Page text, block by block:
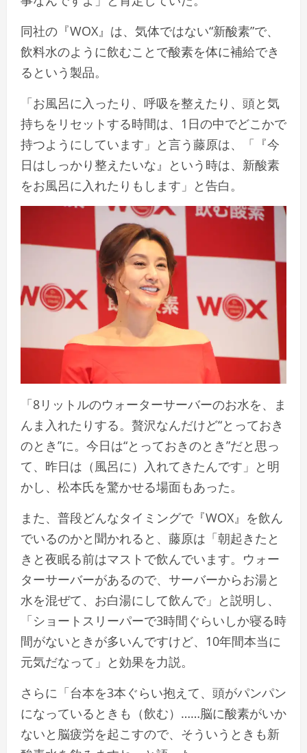
同社の『WOX』は、気体ではない“新酸素”で、
飲料水のように飲むことで酸素を体に補給でき
るという製品。
「お風呂に入ったり、呼吸を整えたり、頭と気
持ちをリセットする時間は、1日の中でどこかで
持つようにしています」と言う藤原は、「『今
日はしっかり整えたいな』という時は、新酸素
をお風呂に入れたりもします」と告白。
「8リットルのウォーターサーバーのお水を、ま
んま入れたりする。贅沢なんだけど“とっておき
のとき”に。今日は“とっておきのとき”だと思っ
て、昨日は（風呂に）入れてきたんです」と明
かし、松本氏を驚かせる場面もあった。
また、普段どんなタイミングで『WOX』を飲ん
でいるのかと聞かれると、藤原は「朝起きたと
きと夜眠る前はマストで飲んでいます。ウォー
ターサーバーがあるので、サーバーからお湯と
水を混ぜて、お白湯にして飲んで」と説明し、
「ショートスリーパーで3時間ぐらいしか寝る時
間がないときが多いんですけど、10年間本当に
元気だなって」と効果を力説。
さらに「台本を3本ぐらい抱えて、頭がパンパン
になっているときも（飲む）……脳に酸素がいか
ないと脳疲労を起こすので、そういうときも新